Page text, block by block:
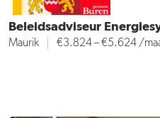
Beleidsadviseur
Maurik €3.824 – €5.624/